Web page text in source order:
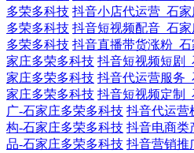
多荣多科技 抖音小店代运营_石
多荣多科技 抖音短视频配音_石
多荣多科技 抖音直播带货涨粉_
家庄多荣多科技 抖音短视频短剧
家庄多荣多科技 抖音代运营服务
家庄多荣多科技 抖音短视频定制
广-石家庄多荣多科技 抖音代运营
构-石家庄多荣多科技 抖音电商类
品-石家庄多荣多科技 抖音营销推